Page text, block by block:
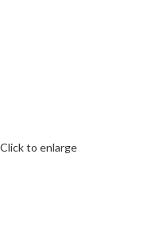
Click to enlarge